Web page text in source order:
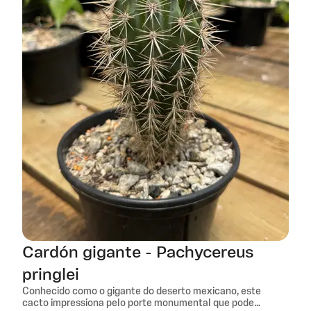
Cardón gigante - Pachycereus
pringlei
Conhecido como o gigante do deserto mexicano, este
cacto impressiona pelo porte monumental que pode